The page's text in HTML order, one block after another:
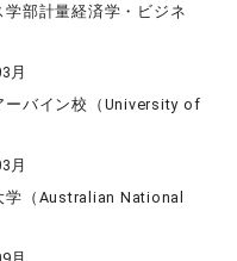
部計量経済学・ビジネ
月
ーバイン校（University of
月
学（Australian National